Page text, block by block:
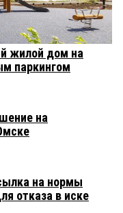
жилой дом на
паркингом
на
на нормы
отказа в иске